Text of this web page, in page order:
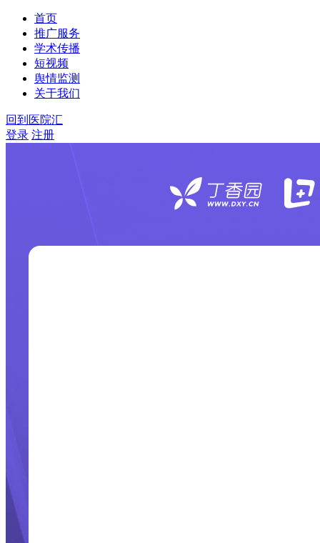
首页
推广服务
学术传播
短视频
舆情监测
关于我们
回到医院汇
登录 注册